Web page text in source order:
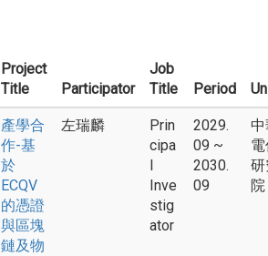
Project
Title
Participator
Job
Title
Period
產學合
作-基
於
ECQV
的憑證
與區塊
鏈及物
左瑞麟
Prin
cipa
Inve
stig
ator
2029.
09 ~
2030.
09
院